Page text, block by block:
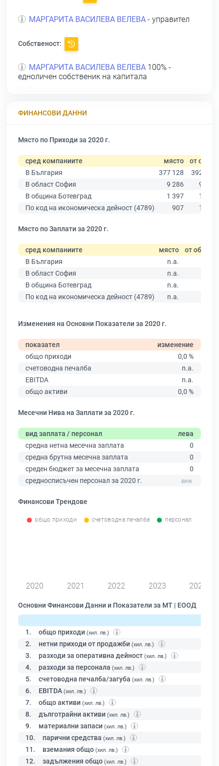
МАРГАРИТА ВАСИЛЕВА ВЕЛЕВА - управител
Собственост:
МАРГАРИТА ВАСИЛЕВА ВЕЛЕВА 100% -
едноличен собственик на капитала
ФИНАНСОВИ ДАННИ
Място по Приходи за 2020 г.
сред компаниите място
от общо
В България
377 128
392 744
В област София
9 286
9 641
В община Ботевград
1 397
1 463
По код на икономическа дейност (4789)
907 1 035
Място по Заплати за 2020 г.
сред компаниите място от общо
В България
n.a.
В област София
n.a.
В община Ботевград
n.a.
По код на икономическа дейност (4789)
n.a.
Изменения на Основни Показатели за 2020 г.
показател
изменение
общо приходи
0,0 %
счетоводна печалба
n.a.
EBITDA
n.a.
общо активи
0,0 %
Месечни Нива на Заплати за 2020 г.
вид заплата / персонал
лева
средна нетна месечна заплата
0
средна брутна месечна заплата
0
среден бюджет за месечна заплата
0
средносписъчен персонал за 2020 г.
Финансови Трендове
общо приходи счетоводна печалба персонал
2020 2021 2022 2023 2024
Основни Финансови Данни и Показатели за МТ | ЕООД
1. общо приходи (хил. лв.)
2. нетни приходи от продажби (хил. лв.)
3. разходи за оперативна дейност (хил. лв.)
4. разходи за персонала (хил. лв.)
5. счетоводна печалба/загуба (хил. лв.)
6. EBITDA (хил. лв.)
7. общо активи (хил. лв.)
8. дълготрайни активи (хил. лв.)
9. материални запаси (хил. лв.)
10. парични средства (хил. лв.)
11. вземания общо (хил. лв.)
12. задължения общо (хил. лв.)